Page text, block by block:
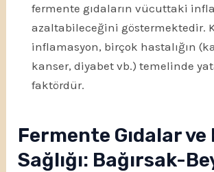
fermente gıdaların vücuttaki
azaltabileceğini göstermektedir.
inflamasyon, birçok hastalığın
kanser, diyabet vb.) temelinde
faktördür.
Fermente Gıdalar ve
Sağlığı: Bağırsak-